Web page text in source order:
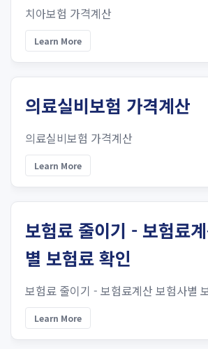
치아보험 가격계산
Learn More
의료실비보험 가격계산
의료실비보험 가격계산
Learn More
보험료 줄이기 - 보험료
별 보험료 확인
보험료 줄이기 - 보험료계산 보험사별
Learn More